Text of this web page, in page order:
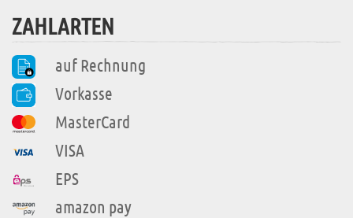
ZAHLARTEN
auf Rechnung
Vorkasse
MasterCard
VISA
EPS
amazon pay